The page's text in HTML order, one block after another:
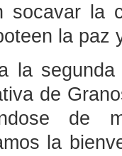
socavar la
la paz
la
de
de
la